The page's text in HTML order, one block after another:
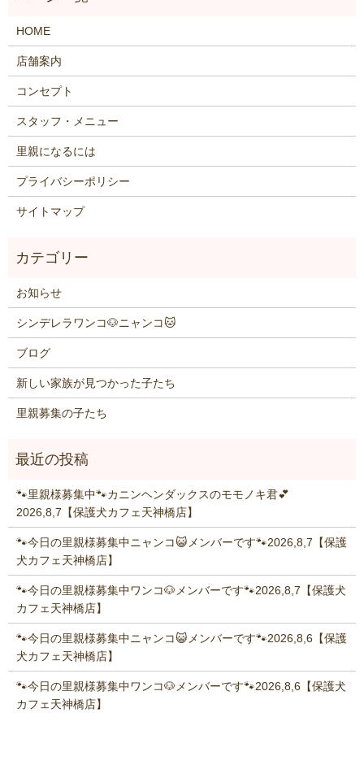
HOME
店舗案内
コンセプト
スタッフ・メニュー
里親になるには
プライバシーポリシー
サイトマップ
お知らせ
シンデレラワンコ🐶ニャンコ🐱
ブログ
新しい家族が見つかった子たち
里親募集の子たち
🐾里親様募集中🐾カニンヘンダックスのモモノキ君💕
2026,8,7【保護犬カフェ天神橋店】
🐾今日の里親様募集中ニャンコ😺メンバーです🐾2026,8,7【保護
犬カフェ天神橋店】
🐾今日の里親様募集中ワンコ🐶メンバーです🐾2026,8,7【保護犬
カフェ天神橋店】
🐾今日の里親様募集中ニャンコ😺メンバーです🐾2026,8,6【保護
犬カフェ天神橋店】
🐾今日の里親様募集中ワンコ🐶メンバーです🐾2026,8,6【保護犬
カフェ天神橋店】